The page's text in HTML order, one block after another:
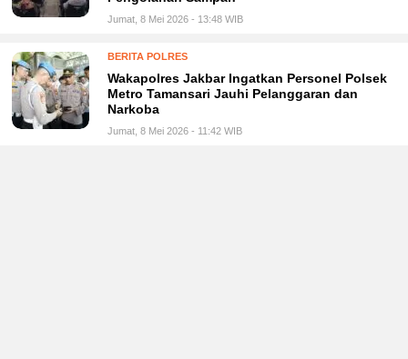
Jumat, 8 Mei 2026 - 13:48 WIB
BERITA POLRES
Wakapolres Jakbar Ingatkan Personel Polsek
Metro Tamansari Jauhi Pelanggaran dan
Narkoba
Jumat, 8 Mei 2026 - 11:42 WIB